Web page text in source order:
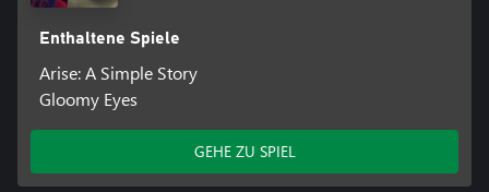
Enthaltene Spiele
Arise: A Simple Story
Gloomy Eyes
GEHE ZU SPIEL